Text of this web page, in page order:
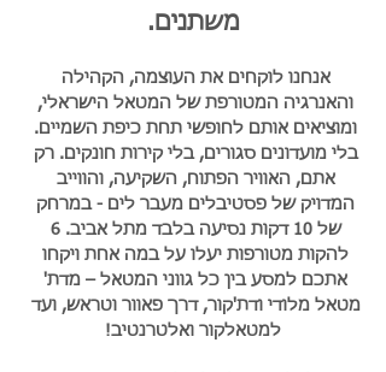
משתנים.
אנחנו לוקחים את העוצמה, הקהילה
והאנרגיה המטורפת של המטאל הישראלי,
ומוציאים אותם לחופשי תחת כיפת השמיים.
בלי מועדונים סגורים, בלי קירות חונקים. רק
אתם, האוויר הפתוח, השקיעה, והווייב
המדויק של פסטיבלים מעבר לים - במרחק
להקות מטורפות יעלו על במה אחת ויקחו
אתכם למסע בין כל גווני המטאל – מדת'
מטאל מלודי ודת'קור, דרך פאוור וטראש, ועד
למטאלקור ואלטרנטיב!